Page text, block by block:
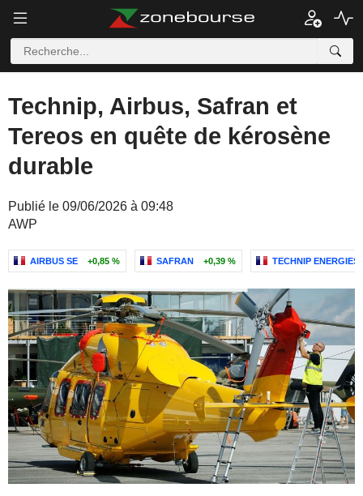
Technip, Airbus, Safran et
Tereos en quête de kérosène
durable
Publié le 09/06/2026 à 09:48
AWP
AIRBUS SE +0,85 % SAFRAN +0,39 % TECHNIP ENERGIES